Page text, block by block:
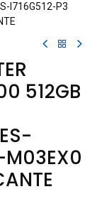
I716G512-P3
512GB
M03EX0